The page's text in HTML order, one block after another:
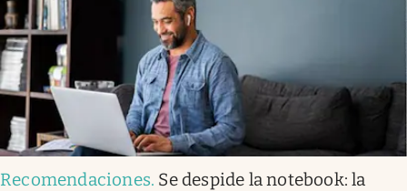
Recomendaciones. Se despide la notebook: la